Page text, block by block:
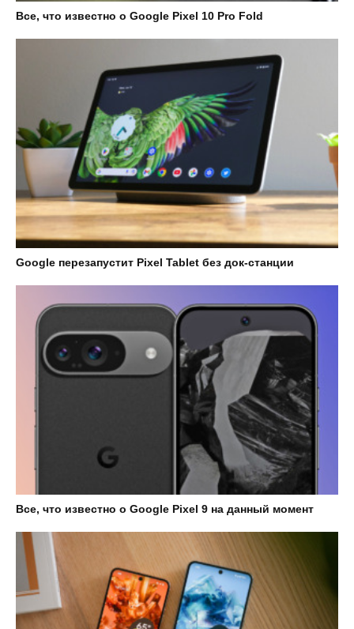
Все, что известно о Google Pixel 10 Pro Fold
Google перезапустит Pixel Tablet без док-станции
Все, что известно о Google Pixel 9 на данный момент